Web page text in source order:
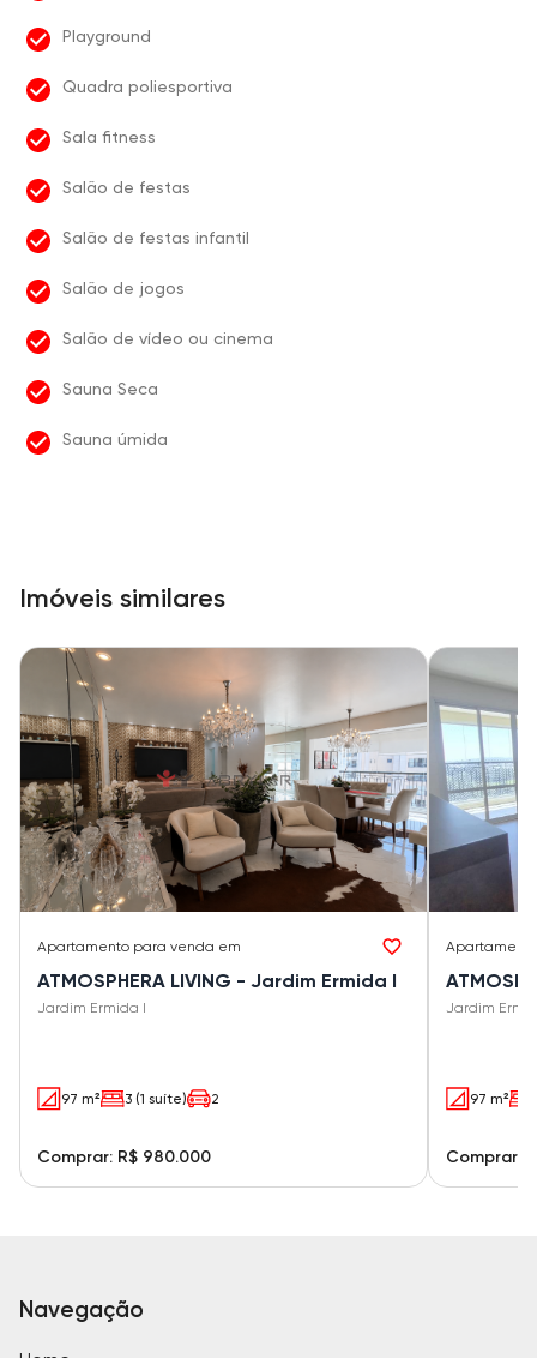
Playground
Quadra poliesportiva
Sala fitness
Salão de festas
Salão de festas infantil
Salão de jogos
Salão de vídeo ou cinema
Sauna Seca
Sauna úmida
Imóveis similares
Apartamento para venda em
ATMOSPHERA LIVING - Jardim Ermida I
Jardim Ermida I
97 m² 3 (1 suíte) 2
Comprar: R$ 980.000
Jardim
97 m²
Comprar:
Navegação